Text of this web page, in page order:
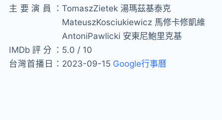
主要演員：TomaszZietek 湯瑪茲基泰克
MateuszKosciukiewicz 馬修卡修凱維
AntoniPawlicki 安東尼鮑里克基
IMDb評分： 5.0 / 10
台灣首播日： 2023-09-15 Google行事曆